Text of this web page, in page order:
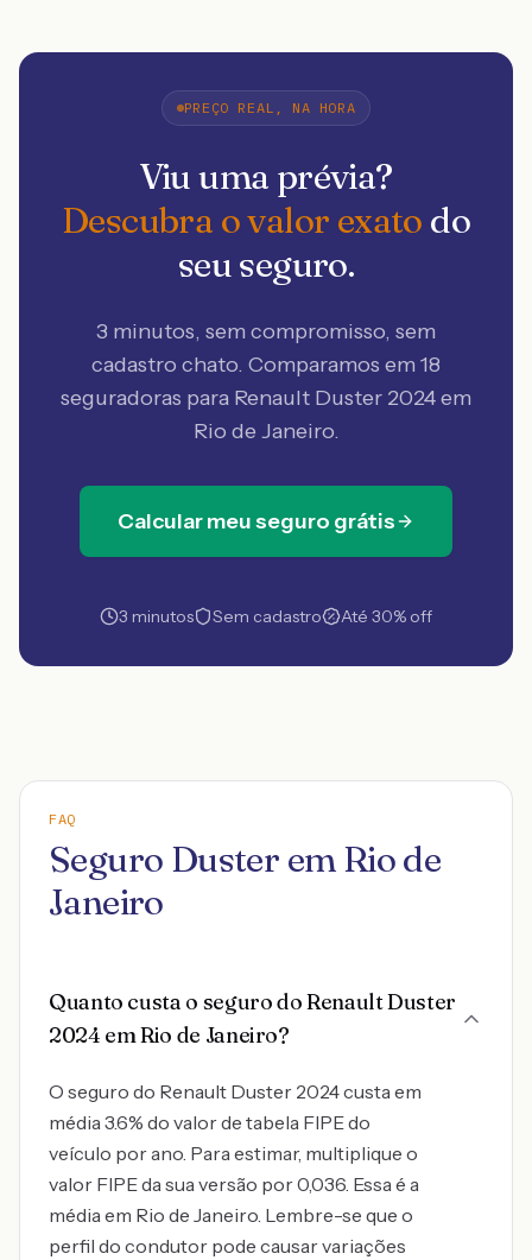
PREÇO REAL, NA HORA
Viu uma prévia?
Descubra o valor exato do
seu seguro.
3 minutos, sem compromisso, sem
cadastro chato. Comparamos em 18
seguradoras para Renault Duster 2024 em
Rio de Janeiro.
Calcular meu seguro grátis
3 minutos Sem cadastro Até 30% off
FAQ
Seguro Duster em Rio de
Janeiro
Quanto custa o seguro do Renault Duster
2024 em Rio de Janeiro?
O seguro do Renault Duster 2024 custa em
média 3.6% do valor de tabela FIPE do
veículo por ano. Para estimar, multiplique o
valor FIPE da sua versão por 0,036. Essa é a
média em Rio de Janeiro. Lembre-se que o
perfil do condutor pode causar variações